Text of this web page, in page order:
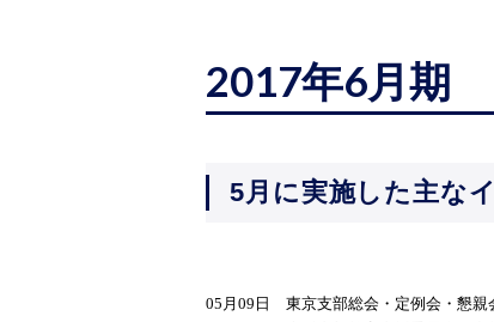
2017年6月期
5月に実施した主な
05月09日 東京支部総会・定例会・懇親